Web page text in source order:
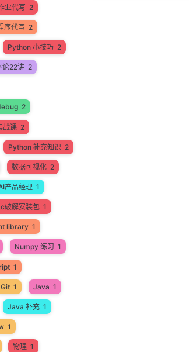
业代写 2
序代写 2
Python 小技巧 2
论22讲 2
2
战课 2
Python 补充知识 2
数据可视化 2
产品经理 1
破解安装包 1
library 1
Numpy 练习 1
1
Git 1 Java 1
Java 补充 1
1
物理 1